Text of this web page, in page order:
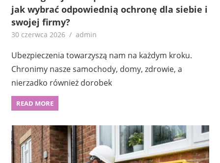
jak wybrać odpowiednią ochronę dla siebie i
swojej firmy?
30 czerwca 2026 admin
Ubezpieczenia towarzyszą nam na każdym kroku.
Chronimy nasze samochody, domy, zdrowie, a
nierzadko również dorobek
READ MORE